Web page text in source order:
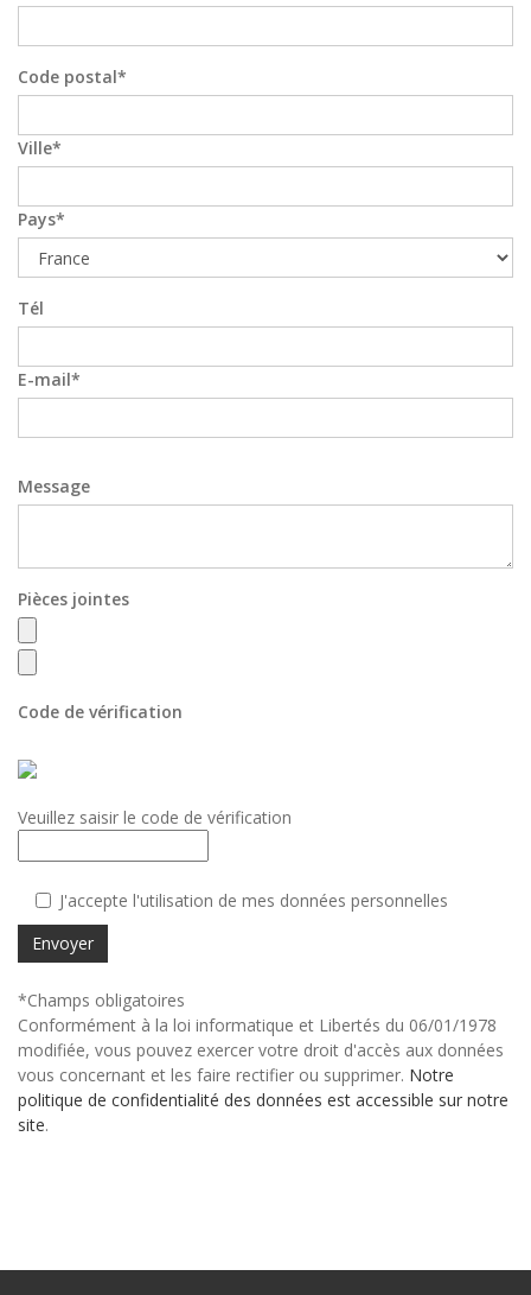
Code postal
Ville
Pays
Tél
E-mail
Message
Pièces jointes
Code de vérification
Veuillez saisir le code de vérification
J'accepte l'utilisation de mes données personnelles
Envoyer
*Champs obligatoires
Conformément à la loi informatique et Libertés du 06/01/1978
modifiée, vous pouvez exercer votre droit d'accès aux données
vous concernant et les faire rectifier ou supprimer. Notre
politique de confidentialité des données est accessible sur notre
site.